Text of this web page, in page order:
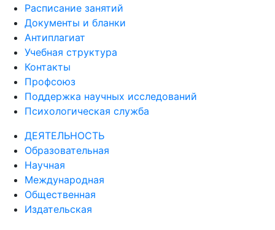
Расписание занятий
Документы и бланки
Антиплагиат
Учебная структура
Контакты
Профсоюз
Поддержка научных исследований
Психологическая служба
ДЕЯТЕЛЬНОСТЬ
Образовательная
Научная
Международная
Общественная
Издательская